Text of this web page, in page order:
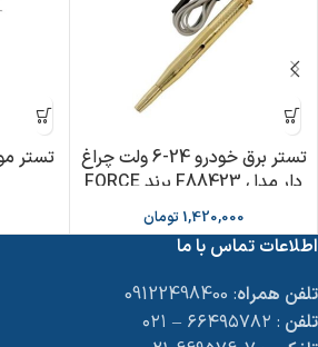
تستر برق خودرو 24-6 ولت چراغ
دار مدل F88423 برند FORCE
1,420,000 تومان
اطلاعات تماس با ما
تلفن همراه: 09122498400
تلفن : ۶۶۴۹۵۷۸۲ – ۰۲۱